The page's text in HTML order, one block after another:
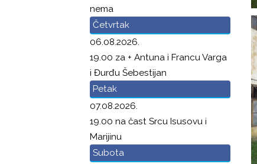
nema
Četvrtak
06.08.2026.
19.00 za + Antuna i Francu Varga
i Đurđu Šebestijan
Petak
07.08.2026.
19.00 na čast Srcu Isusovu i
Marijinu
Subota